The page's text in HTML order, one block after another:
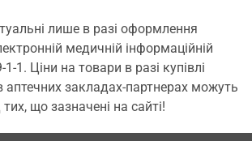
лише в разі оформлення
медичній інформаційній
1. Ціни на товари в разі купівлі
аптечних закладах-партнерах можуть
тих, що зазначені на сайті!